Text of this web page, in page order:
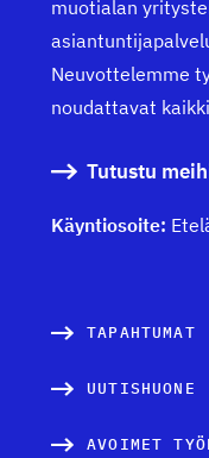
muotialan
Neuvottelemme
noudattavat
Tutustu
Käyntiosoite:
TAPAHTUMAT
UUTISHUONE
AVOIMET